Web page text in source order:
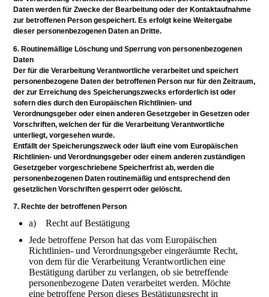
Daten werden für Zwecke der Bearbeitung oder der Kontaktaufnahme
zur betroffenen Person gespeichert. Es erfolgt keine Weitergabe
dieser personenbezogenen Daten an Dritte.
6. Routinemäßige Löschung und Sperrung von personenbezogenen
Daten
Der für die Verarbeitung Verantwortliche verarbeitet und speichert
personenbezogene Daten der betroffenen Person nur für den Zeitraum,
der zur Erreichung des Speicherungszwecks erforderlich ist oder
sofern dies durch den Europäischen Richtlinien- und
Verordnungsgeber oder einen anderen Gesetzgeber in Gesetzen oder
Vorschriften, welchen der für die Verarbeitung Verantwortliche
unterliegt, vorgesehen wurde.
Entfällt der Speicherungszweck oder läuft eine vom Europäischen
Richtlinien- und Verordnungsgeber oder einem anderen zuständigen
Gesetzgeber vorgeschriebene Speicherfrist ab, werden die
personenbezogenen Daten routinemäßig und entsprechend den
gesetzlichen Vorschriften gesperrt oder gelöscht.
7. Rechte der betroffenen Person
a) Recht auf Bestätigung
Jede betroffene Person hat das vom Europäischen
Richtlinien- und Verordnungsgeber eingeräumte Recht,
von dem für die Verarbeitung Verantwortlichen eine
Bestätigung darüber zu verlangen, ob sie betreffende
personenbezogene Daten verarbeitet werden. Möchte
eine betroffene Person dieses Bestätigungsrecht in